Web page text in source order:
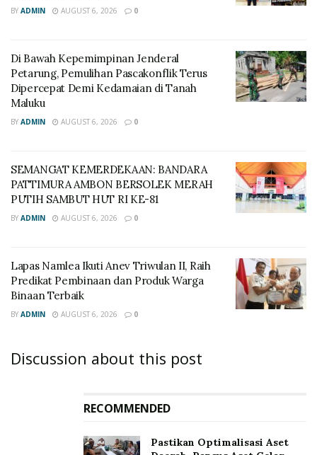
BY ADMIN AUGUST 6, 2026 0
Di Bawah Kepemimpinan Jenderal
Petarung, Pemulihan Pascakonflik Terus
Dipercepat Demi Kedamaian di Tanah
Maluku
BY ADMIN AUGUST 6, 2026 0
SEMANGAT KEMERDEKAAN: BANDARA
PATTIMURA AMBON BERSOLEK MERAH
PUTIH SAMBUT HUT RI KE-81
BY ADMIN AUGUST 6, 2026 0
Lapas Namlea Ikuti Anev Triwulan II, Raih
Predikat Pembinaan dan Produk Warga
Binaan Terbaik
BY ADMIN AUGUST 6, 2026 0
Discussion about this post
RECOMMENDED
Pastikan Optimalisasi Aset